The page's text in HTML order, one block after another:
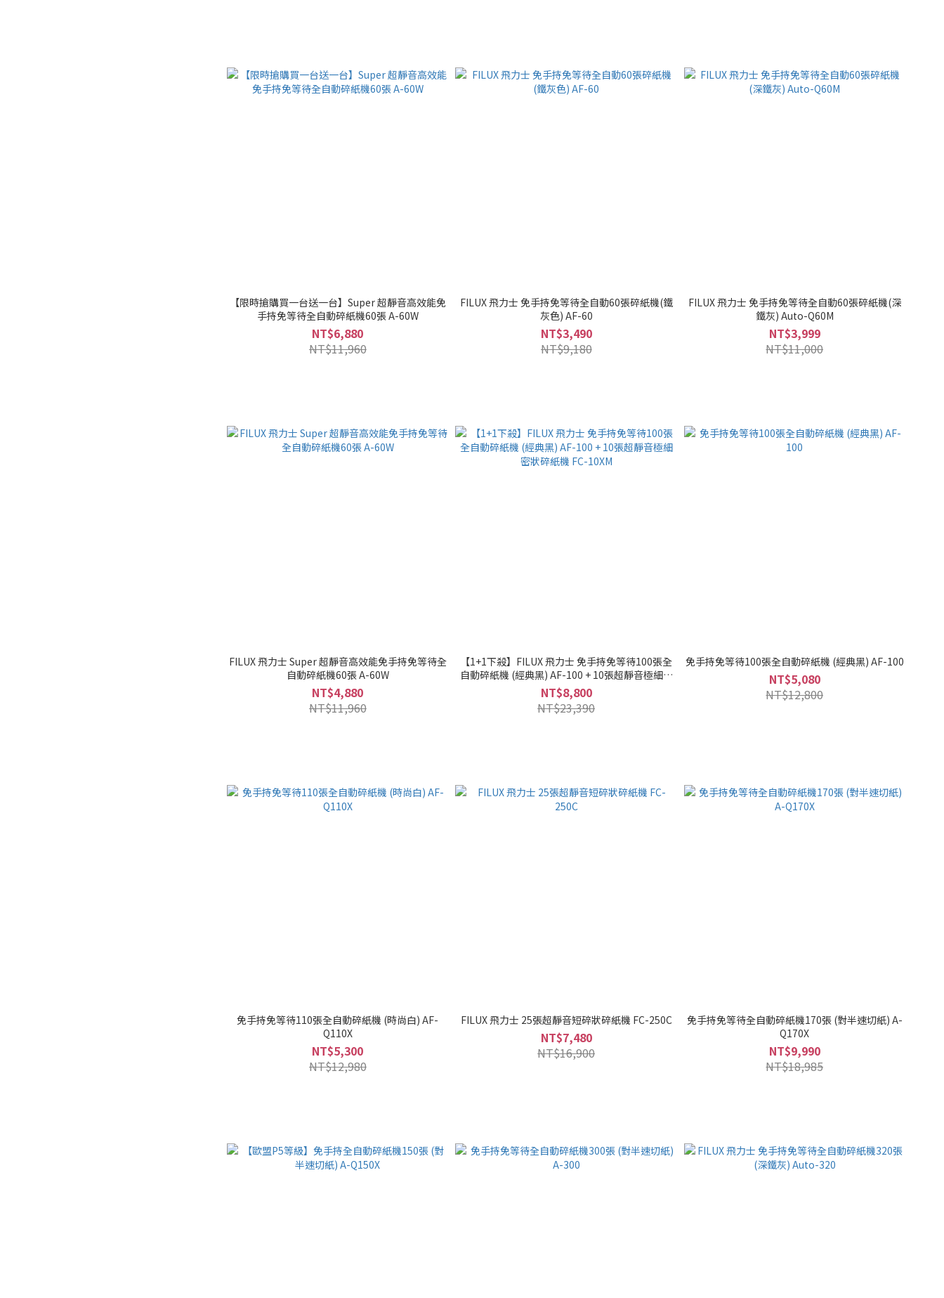
【限時搶購買一台送一台】Super 超靜音高效能免
手持免等待全自動碎紙機60張 A-60W
NT$6,880
NT$11,960
FILUX 飛力士 免手持免等待全自動60張碎紙機(鐵
灰色) AF-60
NT$3,490
NT$9,180
FILUX 飛力士 免手持免等待全自動60張碎紙機(深
鐵灰) Auto-Q60M
NT$3,999
NT$11,000
FILUX 飛力士 Super 超靜音高效能免手持免等待全
自動碎紙機60張 A-60W
NT$4,880
NT$11,960
【1+1下殺】FILUX 飛力士 免手持免等待100張全
自動碎紙機 (經典黑) AF-100 + 10張超靜音極細密
狀碎紙機 FC-10XM
NT$8,800
NT$23,390
免手持免等待100張全自動碎紙機 (經典黑) AF-100
NT$5,080
NT$12,800
免手持免等待110張全自動碎紙機 (時尚白) AF-
Q110X
NT$5,300
NT$12,980
FILUX 飛力士 25張超靜音短碎狀碎紙機 FC-250C
NT$7,480
NT$16,900
免手持免等待全自動碎紙機170張 (對半速切紙) A-
Q170X
NT$9,990
NT$18,985